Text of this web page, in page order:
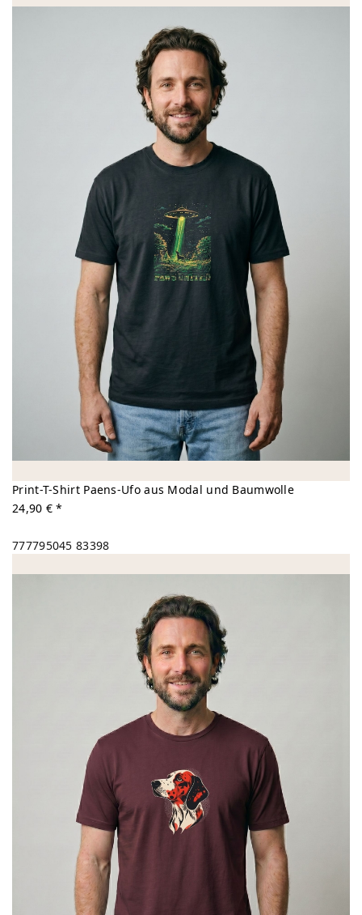
Print-T-Shirt Paens-Ufo aus Modal und Baumwolle
24,90 € *
777795045 83398